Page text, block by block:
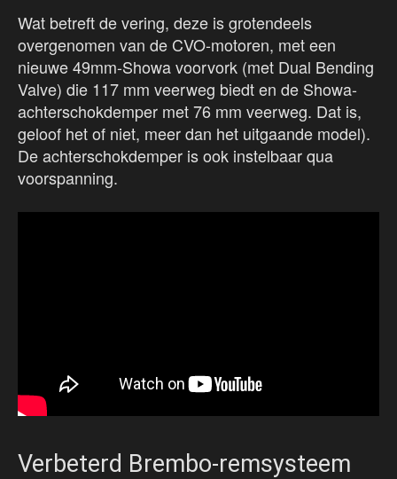
Wat betreft de vering, deze is grotendeels
overgenomen van de CVO-motoren, met een
nieuwe 49mm-Showa voorvork (met Dual Bending
Valve) die 117 mm veerweg biedt en de Showa-
achterschokdemper met 76 mm veerweg. Dat is,
geloof het of niet, meer dan het uitgaande model).
De achterschokdemper is ook instelbaar qua
voorspanning.
Verbeterd Brembo-remsysteem